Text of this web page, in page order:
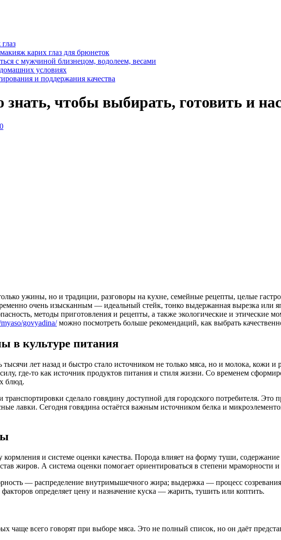
карих глаз для брюнеток
с мужчиной близнецом, водолеем, весами
условиях
и поддержания качества
знать, чтобы выбирать, готовить и
0
ужины, но и традиции, разговоры на кухне, семейные рецепты, целые
очень изысканным — идеальный стейк, тонко выдержанная вырезка или
методы приготовления и рецепты, а также экологические и этические
govyadina/можно посмотреть больше рекомендаций, как выбрать
в культуре питания
лет назад и быстро стало источником не только мяса, но и молока, кожи
где-то как источник продуктов питания и стиля жизни. Со временем
блюд.
сделало говядину доступной для городского потребителя.
лавки. Сегодня говядина остаётся важным источником белка и
кормления и системе оценки качества. Порода влияет на форму туши,
жиров. А система оценки помогает ориентироваться в степени мраморности и
— распределение внутримышечного жира; выдержка — процесс
определяет цену и назначение куска — жарить, тушить или коптить.
чаще всего говорят при выборе мяса. Это не полный список, но он даёт